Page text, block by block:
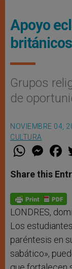
Apoyo
Grupos
de
NOVIEMBRE 04,
CULTURA
W
t
s
p
p
M
e
s
e
g
e
r
F
a
e
b
o
k
Share this
LONDRES,
Los
paréntesis en
sabático»,